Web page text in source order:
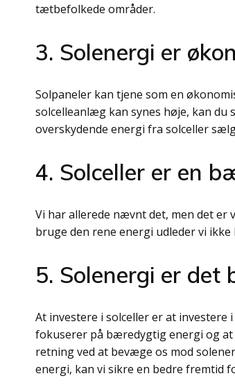
tætbefolkede områder.
3. Solenergi er
Solpaneler kan tjene som en
solcelleanlæg kan synes høje, kan du
overskydende energi fra solceller
4. Solceller er en
Vi har allerede nævnt det, men det er
bruge den rene energi udleder vi
5. Solenergi er det
At investere i solceller er at
fokuserer på bæredygtig energi og at
retning ved at bevæge os mod
energi, kan vi sikre en bedre fremtid